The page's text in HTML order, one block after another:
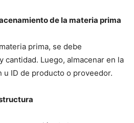
de la materia prima
prima, se debe
cantidad. Luego, almacenar en la
u ID de producto o proveedor.